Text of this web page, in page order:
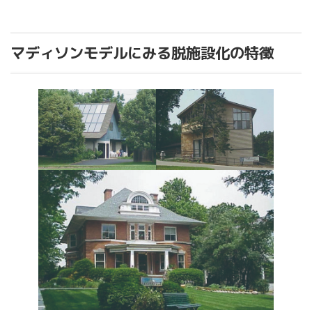
マディソンモデルにみる脱施設化の特徴